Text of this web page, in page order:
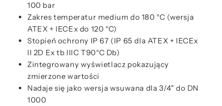
100 bar
Zakres temperatur medium do 180 °C (wersja
ATEX + IECEx do 120 °C)
Stopień ochrony IP 67 (IP 65 dla ATEX + IECEx
II 2D Ex tb IIIC T90°C Db)
Zintegrowany wyświetlacz pokazujący
zmierzone wartości
Nadaje się jako wersja wsuwana dla 3/4" do DN
1000